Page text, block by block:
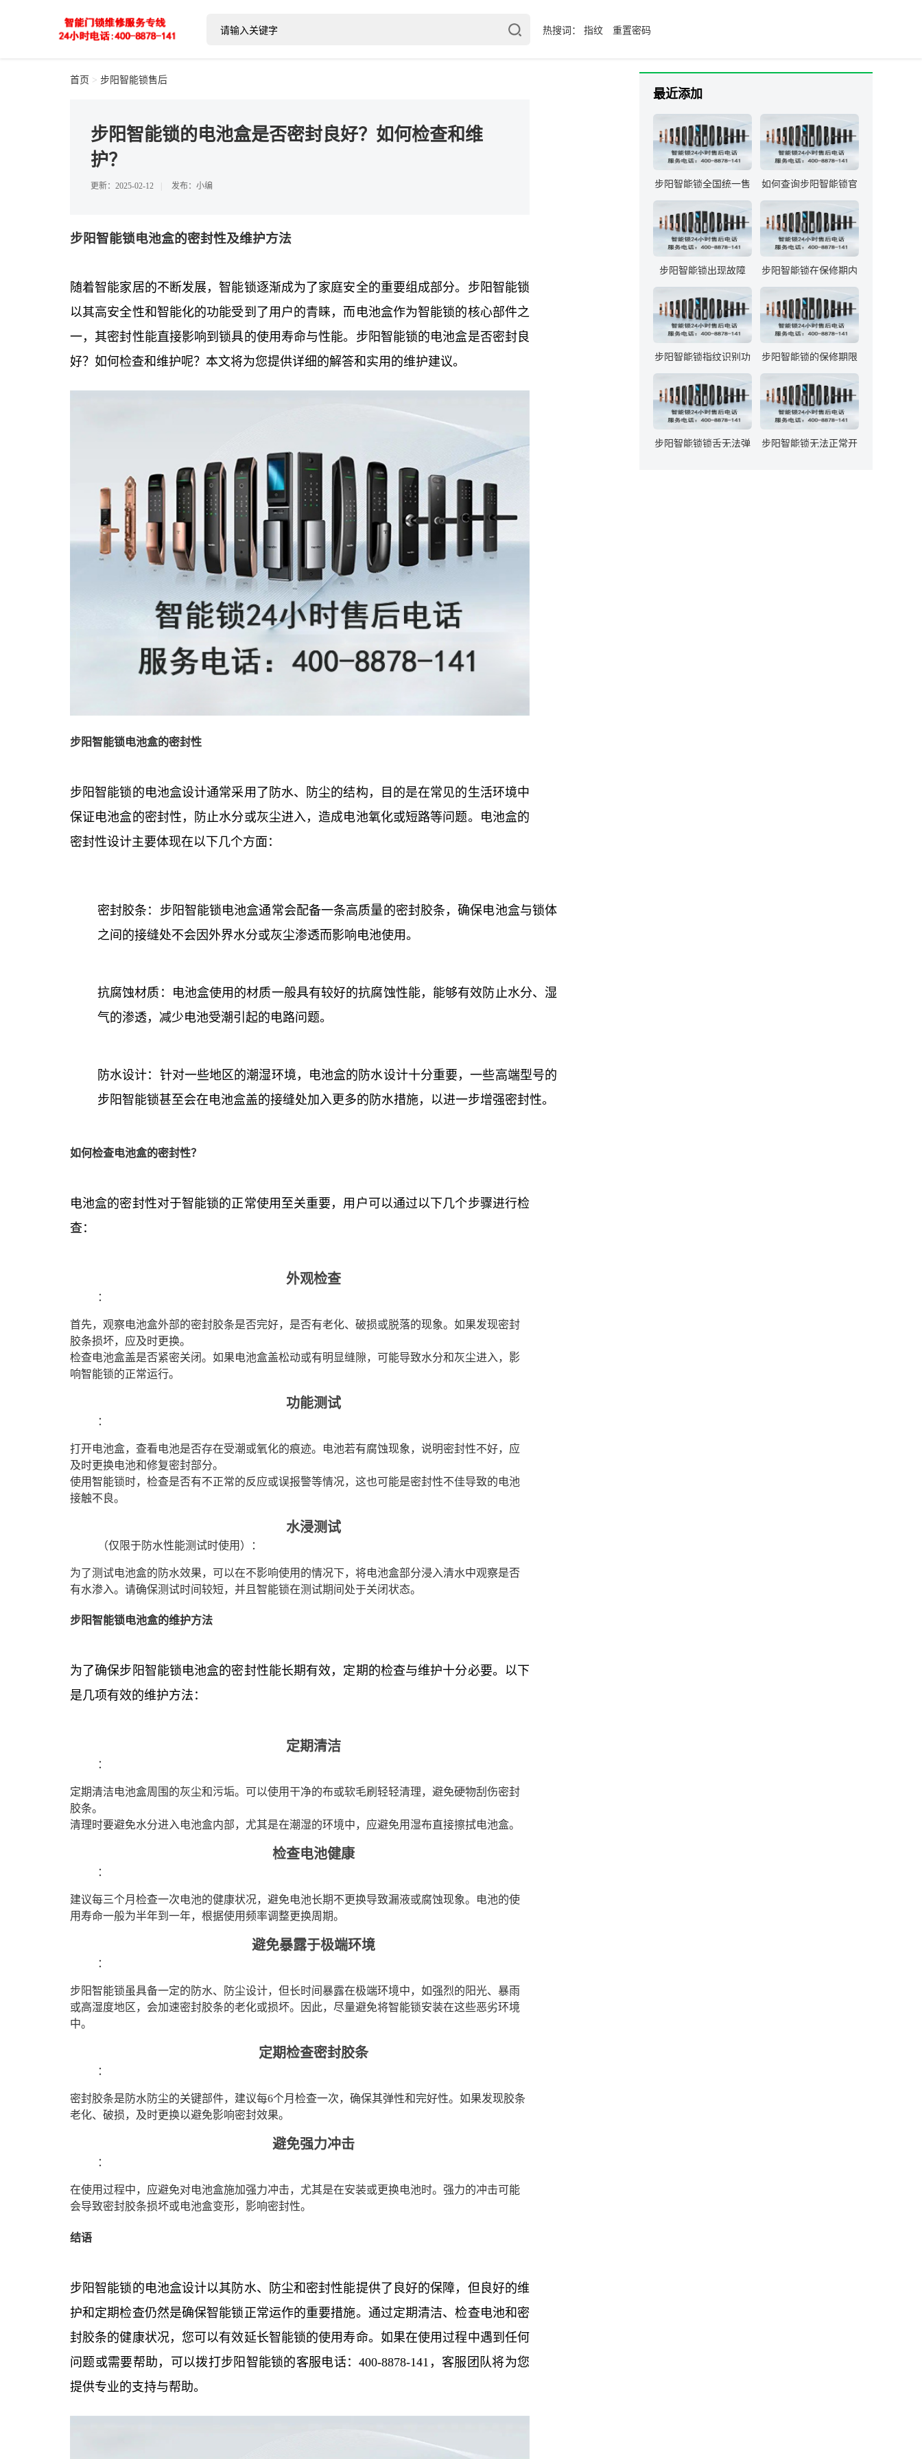
热搜词：指纹 重置密码
首页 > 步阳智能锁售后
步阳智能锁的电池盒是否密封良好？如何检查和维
护？
2025-02-12 发布：小编
步阳智能锁电池盒的密封性及维护方法
随着智能家居的不断发展，智能锁逐渐成为了家庭安全的重要组成部分。步阳智能锁
以其高安全性和智能化的功能受到了用户的青睐，而电池盒作为智能锁的核心部件之
一，其密封性能直接影响到锁具的使用寿命与性能。步阳智能锁的电池盒是否密封良
好？如何检查和维护呢？本文将为您提供详细的解答和实用的维护建议。
步阳智能锁电池盒的密封性
步阳智能锁的电池盒设计通常采用了防水、防尘的结构，目的是在常见的生活环境中
保证电池盒的密封性，防止水分或灰尘进入，造成电池氧化或短路等问题。电池盒的
密封性设计主要体现在以下几个方面：
密封胶条：步阳智能锁电池盒通常会配备一条高质量的密封胶条，确保电池盒与锁体
之间的接缝处不会因外界水分或灰尘渗透而影响电池使用。
抗腐蚀材质：电池盒使用的材质一般具有较好的抗腐蚀性能，能够有效防止水分、湿
气的渗透，减少电池受潮引起的电路问题。
防水设计：针对一些地区的潮湿环境，电池盒的防水设计十分重要，一些高端型号的
步阳智能锁甚至会在电池盒盖的接缝处加入更多的防水措施，以进一步增强密封性。
如何检查电池盒的密封性？
电池盒的密封性对于智能锁的正常使用至关重要，用户可以通过以下几个步骤进行检
查：
外观检查
：
首先，观察电池盒外部的密封胶条是否完好，是否有老化、破损或脱落的现象。如果发现密封
胶条损坏，应及时更换。
检查电池盒盖是否紧密关闭。如果电池盒盖松动或有明显缝隙，可能导致水分和灰尘进入，影
响智能锁的正常运行。
功能测试
：
打开电池盒，查看电池是否存在受潮或氧化的痕迹。电池若有腐蚀现象，说明密封性不好，应
及时更换电池和修复密封部分。
使用智能锁时，检查是否有不正常的反应或误报警等情况，这也可能是密封性不佳导致的电池
接触不良。
水浸测试
（仅限于防水性能测试时使用）：
为了测试电池盒的防水效果，可以在不影响使用的情况下，将电池盒部分浸入清水中观察是否
有水渗入。请确保测试时间较短，并且智能锁在测试期间处于关闭状态。
步阳智能锁电池盒的维护方法
为了确保步阳智能锁电池盒的密封性能长期有效，定期的检查与维护十分必要。以下
是几项有效的维护方法：
定期清洁
：
定期清洁电池盒周围的灰尘和污垢。可以使用干净的布或软毛刷轻轻清理，避免硬物刮伤密封
胶条。
清理时要避免水分进入电池盒内部，尤其是在潮湿的环境中，应避免用湿布直接擦拭电池盒。
检查电池健康
：
建议每三个月检查一次电池的健康状况，避免电池长期不更换导致漏液或腐蚀现象。电池的使
用寿命一般为半年到一年，根据使用频率调整更换周期。
避免暴露于极端环境
：
步阳智能锁虽具备一定的防水、防尘设计，但长时间暴露在极端环境中，如强烈的阳光、暴雨
或高湿度地区，会加速密封胶条的老化或损坏。因此，尽量避免将智能锁安装在这些恶劣环境
中。
定期检查密封胶条
：
密封胶条是防水防尘的关键部件，建议每6个月检查一次，确保其弹性和完好性。如果发现胶条
老化、破损，及时更换以避免影响密封效果。
避免强力冲击
：
在使用过程中，应避免对电池盒施加强力冲击，尤其是在安装或更换电池时。强力的冲击可能
会导致密封胶条损坏或电池盒变形，影响密封性。
结语
步阳智能锁的电池盒设计以其防水、防尘和密封性能提供了良好的保障，但良好的维
护和定期检查仍然是确保智能锁正常运作的重要措施。通过定期清洁、检查电池和密
封胶条的健康状况，您可以有效延长智能锁的使用寿命。如果在使用过程中遇到任何
问题或需要帮助，可以拨打步阳智能锁的客服电话：400-8878-141，客服团队将为您
提供专业的支持与帮助。
最近添加
步阳智能锁全国统一售
后服务热线是多少？
如何查询步阳智能锁官
方售后服务的联系方
式？
步阳智能锁出现故障
时，应如何联系官方售
后进行维修？
步阳智能锁在保修期内
出现故障，维修服务是
否免费？
步阳智能锁指纹识别功
能失灵，应如何解决？
步阳智能锁的保修期限
是多久？
步阳智能锁锁舌无法弹
步阳智能锁无法正常开